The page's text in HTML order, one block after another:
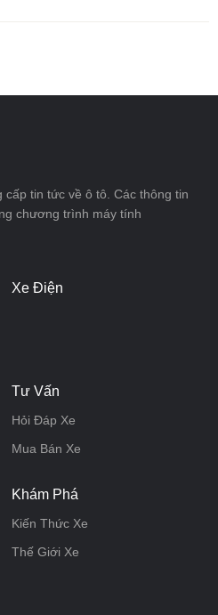
cấp tin tức về ô tô. Các thông tin
chương trình máy tính
Xe Điện
Tư Vấn
Hỏi Đáp Xe
Mua Bán Xe
Khám Phá
Kiến Thức Xe
Thế Giới Xe